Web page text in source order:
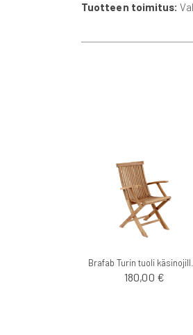
Tuotteen toimitus:
180,00 €